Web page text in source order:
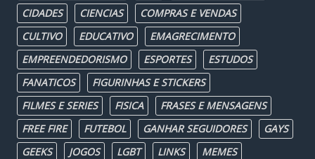
CIDADES
CIENCIAS
COMPRAS E VENDAS
CULTIVO
EDUCATIVO
EMAGRECIMENTO
EMPREENDEDORISMO
ESPORTES
ESTUDOS
FANATICOS
FIGURINHAS E STICKERS
FILMES E SERIES
FISICA
FRASES E MENSAGENS
FREE FIRE
FUTEBOL GANHAR SEGUIDORES
GAYS
GEEKS
JOGOS LGBT LINKS
MEMES